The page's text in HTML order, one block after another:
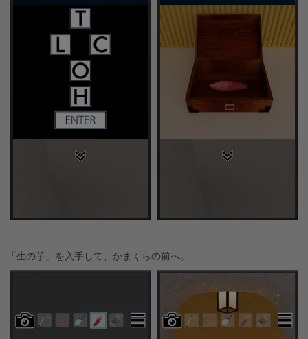
「生の芋」を入手して、かまくらの前へ。